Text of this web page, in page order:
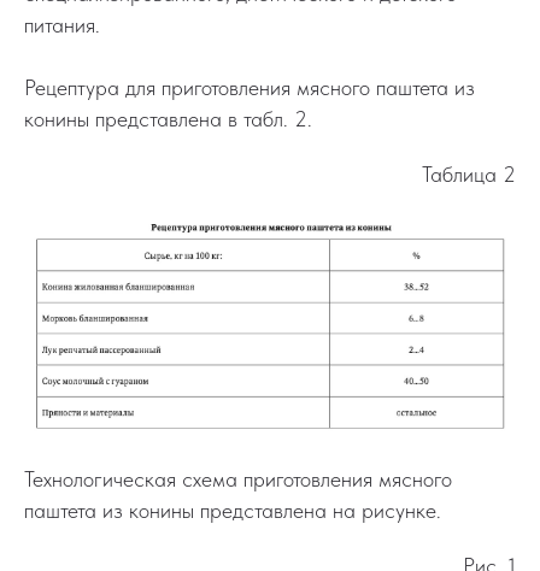
питания.
Рецептура для приготовления мясного паштета из
конины представлена в табл. 2.
Таблица 2
Технологическая схема приготовления мясного
паштета из конины представлена на рисунке.
Рис. 1